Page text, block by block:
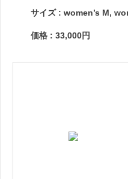
サイズ : women’s M,
価格 : 33,000円